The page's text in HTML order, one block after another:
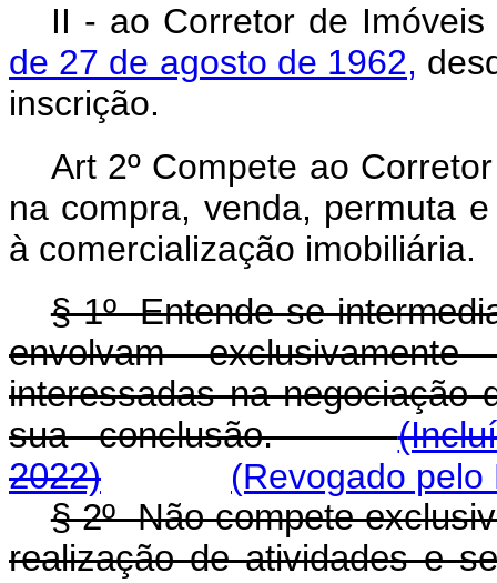
II - ao Corretor de
de 27 de agosto de 1962,
inscrição.
Art 2º Compete ao
na compra, venda, permuta
à comercialização imobiliária.
§ 1º Entende-se
envolvam
interessadas na negociação
sua conclusão.
2022)
(Revogado pelo
§ 2º Não compete
realização de atividades e